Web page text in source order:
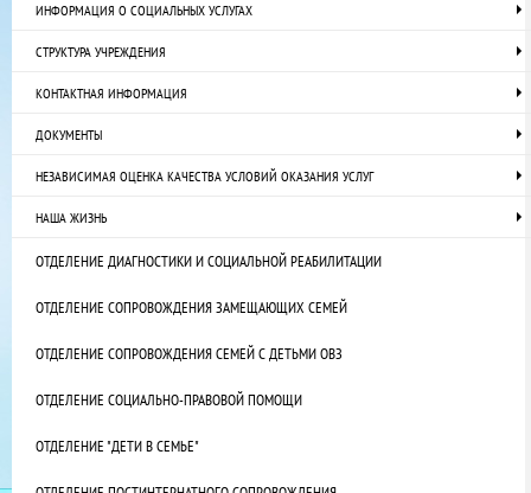
ИНФОРМАЦИЯ О СОЦИАЛЬНЫХ УСЛУГАХ
СТРУКТУРА УЧРЕЖДЕНИЯ
КОНТАКТНАЯ ИНФОРМАЦИЯ
ДОКУМЕНТЫ
НЕЗАВИСИМАЯ ОЦЕНКА КАЧЕСТВА УСЛОВИЙ ОКАЗАНИЯ УСЛУГ
НАША ЖИЗНЬ
ОТДЕЛЕНИЕ ДИАГНОСТИКИ И СОЦИАЛЬНОЙ РЕАБИЛИТАЦИИ
ОТДЕЛЕНИЕ СОПРОВОЖДЕНИЯ ЗАМЕЩАЮЩИХ СЕМЕЙ
ОТДЕЛЕНИЕ СОПРОВОЖДЕНИЯ СЕМЕЙ С ДЕТЬМИ ОВЗ
ОТДЕЛЕНИЕ СОЦИАЛЬНО-ПРАВОВОЙ ПОМОЩИ
ОТДЕЛЕНИЕ "ДЕТИ В СЕМЬЕ"